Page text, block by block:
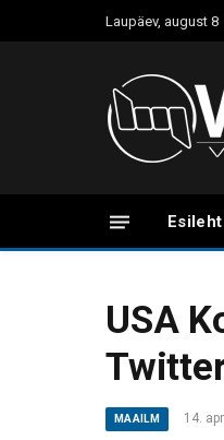
Laupäev, august 8
Esileht
USA
MAAILM 14.